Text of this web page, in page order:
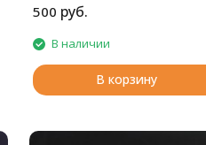
500 руб.
В наличии
В корзину